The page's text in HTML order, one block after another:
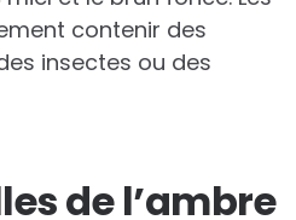
contenir des
insectes ou des
de l’ambre